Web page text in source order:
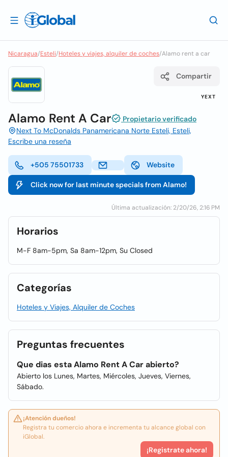
Nicaragua/Esteli/Hoteles y viajes, alquiler de coches/Alamo rent a car
YEXT
Compartir
Alamo Rent A Car
Propietario verificado
Next To McDonalds Panamericana Norte Esteli, Esteli,
Escribe una reseña
+505 75501733 Website
Click now for last minute specials from Alamo!
Última actualización: 2/20/26, 2:16 PM
Horarios
M-F 8am-5pm, Sa 8am-12pm, Su Closed
Categorías
Hoteles y Viajes, Alquiler de Coches
Preguntas frecuentes
Que dias esta Alamo Rent A Car abierto?
Abierto los Lunes, Martes, Miércoles, Jueves, Viernes,
Sábado.
¡Atención dueños!
Registra tu comercio ahora e incrementa tu alcance global con
iGlobal.
¡Registrate ahora!